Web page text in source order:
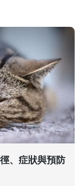
、症狀與預防